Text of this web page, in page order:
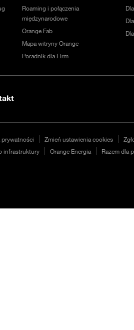
Roaming i połączenia
międzynarodowe
Orange Fab
Mapa witryny Orange
Poradnik dla Firm
prywatności Zmień ustawienia cookies
infrastruktury Orange Energia Razem dla